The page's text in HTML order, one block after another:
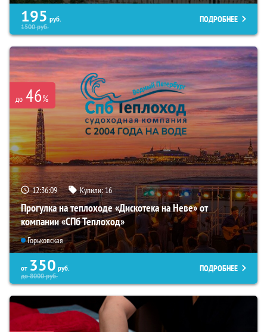
195 руб.
1500руб.
ПОДРОБНЕЕ
до 46%
12:36:07 Купили:16
Прогулка на теплоходе «Дискотека на Неве» от
компании «СПб Теплоход»
Горьковская
от 350 руб.
до8000руб.
ПОДРОБНЕЕ